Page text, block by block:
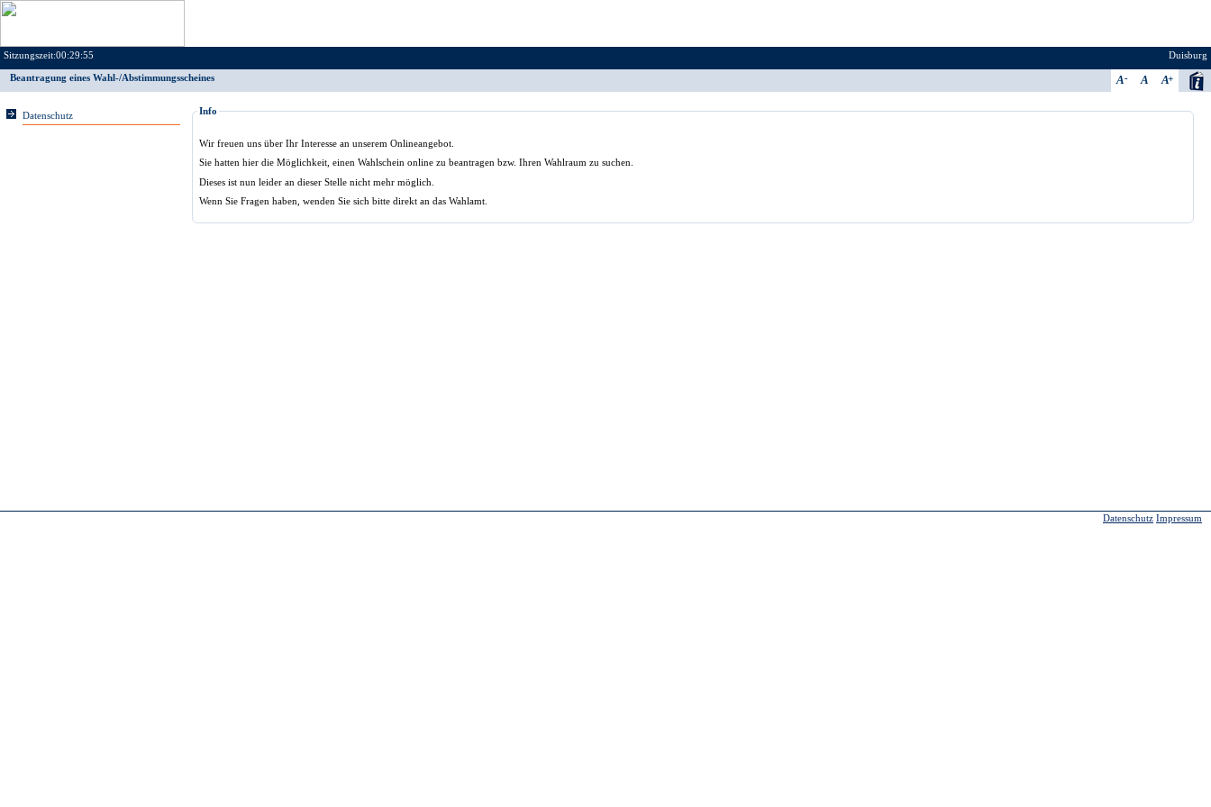
Sitzungszeit:00:29:55 Duisburg
A A A
Beantragung eines Wahl-/Abstimmungsscheines
Datenschutz Info
Wir freuen uns über Ihr Interesse an unserem Onlineangebot.
Sie hatten hier die Möglichkeit, einen Wahlschein online zu beantragen bzw. Ihren Wahlraum zu suchen.
Dieses ist nun leider an dieser Stelle nicht mehr möglich.
Wenn Sie Fragen haben, wenden Sie sich bitte direkt an das Wahlamt.
Datenschutz Impressum